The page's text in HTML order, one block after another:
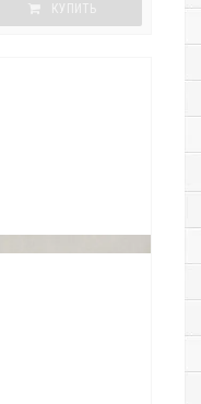
КУПИТЬ